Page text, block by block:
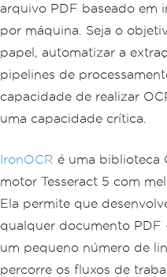
arquivo PDF baseado em
por máquina. Seja o
papel, automatizar a
pipelines de
capacidade de realizar
uma capacidade crítica.
IronOCR é uma biblioteca
motor Tesseract 5 com
Ela permite que
qualquer documento
um pequeno número de
percorre os fluxos de